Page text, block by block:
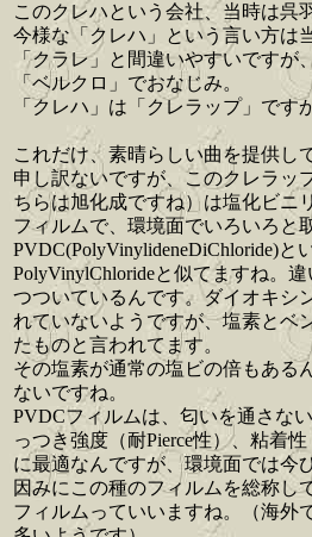
このクレハという会社、当時は呉
今様な「クレハ」という言い方は
「クラレ」と間違いやすいですが
「ベルクロ」でおなじみ。
「クレハ」は「クレラップ」です
これだけ、素晴らしい曲を提供し
申し訳ないですが、このクレラッ
ちらは旭化成ですね）は塩化ビニ
フィルムで、環境面でいろいろと
PVDC(PolyVinylideneDiChloride)と
PolyVinylChlorideと似てますね。
つついているんです。ダイオキシ
れていないようですが、塩素とベ
たものと言われてます。
その塩素が通常の塩ビの倍もある
ないですね。
PVDCフィルムは、匂いを通さな
っつき強度（耐Pierce性）、粘着
に最適なんですが、環境面では今
因みにこの種のフィルムを総称し
フィルムっていいますね。（海外